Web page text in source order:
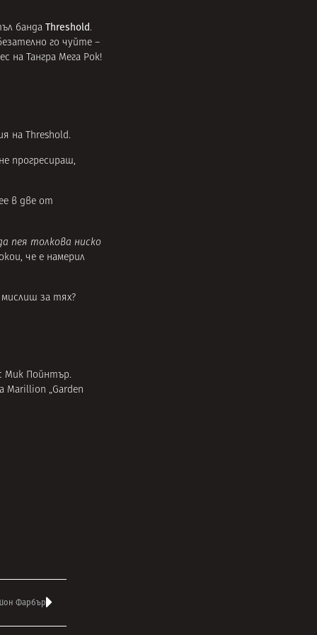
банда Threshold.
го чуйте –
на Тангра Мега Рок!
на Threshold.
прогресираш,
в две от
пея толкова ниско
че е намерил
мислиш за тях?
Мик Пойнтър.
„Garden
Шон Фарбър